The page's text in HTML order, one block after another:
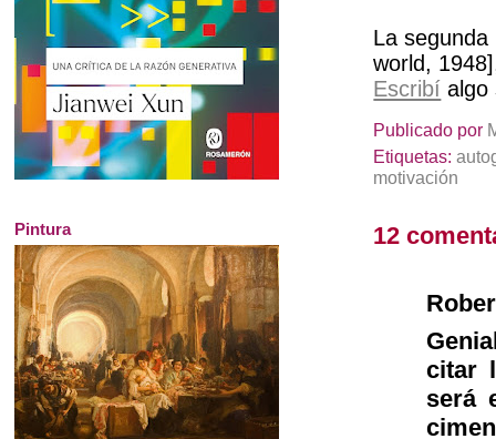
La segunda
world,
Escribí algo
Publicado por
Etiquetas:
motivación
12
citar
será
Pintura